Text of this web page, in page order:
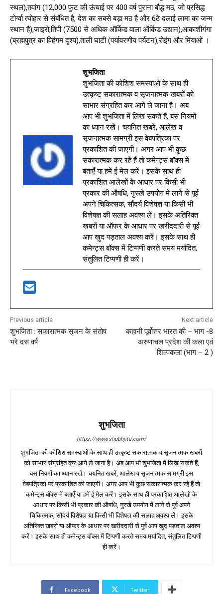
स्थल),तवांग (12,000 फुट की ऊंचाई पर 400 वर्ष पुराना बौद्ध मठ, जो प्रसिद्ध
टोर्ग्वा त्योहार से संबंधित है, देश का सबसे बड़ा मठ है और 6ठे दलाई लामा का जन्म
स्थान है),जाइरो,तिपी (7500 से अधिक ऑर्किड वाला ऑर्किड उद्यान),आकाशीगंगा
(ब्रह्मपुत्र का विहंगम दृश्य),ताली घाटी (पर्यावरणीय पर्यटन),रोइंग और मियाओ ।
शुभजिता
शुभजिता की कोशिश समस्याओं के साथ ही
उत्कृष्ट सकारात्मक व सृजनात्मक खबरों को
साभार संग्रहित कर आगे ले जाना है। अब
आप भी शुभजिता में लिख सकते हैं, बस नियमों
का ध्यान रखें। चयनित खबरें, आलेख व
सृजनात्मक सामग्री इस वेबपत्रिका पर
प्रकाशित की जाएगी। अगर आप भी कुछ
सकारात्मक कर रहे हैं तो कमेन्ट्स बॉक्स में
बताएँ या हमें ई मेल करें। इसके साथ ही
प्रकाशित आलेखों के आधार पर किसी भी
प्रकार की औषधि, नुस्खे उपयोग में लाने से पूर्व
अपने चिकित्सक, सौंदर्य विशेषज्ञ या किसी भी
विशेषज्ञ की सलाह अवश्य लें। इसके अतिरिक्त
खबरों या ऑफर के आधार पर खरीददारी से पूर्व
आप खुद पड़ताल अवश्य करें। इसके साथ ही
कमेन्ट्स बॉक्स में टिप्पणी करते समय मर्यादित,
संतुलित टिप्पणी ही करें।
Previous article
शुभजिता : सकारात्मक सृजन के संतोष
भरे दस वर्ष
Next article
कहानी पूर्वोत्तर भारत की – भाग -8
अरुणाचल प्रदेश की कला एवं
शिल्‍पकला (भाग – 2 )
शुभजिता
https://www.shubhjita.com/
शुभजिता की कोशिश समस्याओं के साथ ही उत्कृष्ट सकारात्मक व सृजनात्मक खबरों
को साभार संग्रहित कर आगे ले जाना है। अब आप भी शुभजिता में लिख सकते हैं,
बस नियमों का ध्यान रखें। चयनित खबरें, आलेख व सृजनात्मक सामग्री इस
वेबपत्रिका पर प्रकाशित की जाएगी। अगर आप भी कुछ सकारात्मक कर रहे हैं तो
कमेन्ट्स बॉक्स में बताएँ या हमें ई मेल करें। इसके साथ ही प्रकाशित आलेखों के
आधार पर किसी भी प्रकार की औषधि, नुस्खे उपयोग में लाने से पूर्व अपने
चिकित्सक, सौंदर्य विशेषज्ञ या किसी भी विशेषज्ञ की सलाह अवश्य लें। इसके
अतिरिक्त खबरों या ऑफर के आधार पर खरीददारी से पूर्व आप खुद पड़ताल अवश्य
करें। इसके साथ ही कमेन्ट्स बॉक्स में टिप्पणी करते समय मर्यादित, संतुलित टिप्पणी
ही करें।
Facebook Twitter